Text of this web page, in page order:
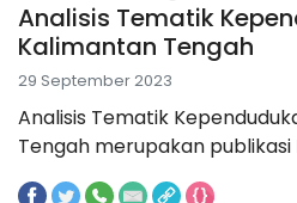
Analisis Tematik
Kalimantan Tengah
29 September 2023
Analisis Tematik
Tengah merupakan publikasi